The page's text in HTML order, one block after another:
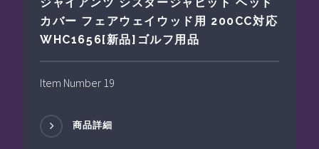
カバー フェアウェイウッド用 200CC対応
WHC1656[新品]ゴルフ用品
Item Number 19
商品詳細